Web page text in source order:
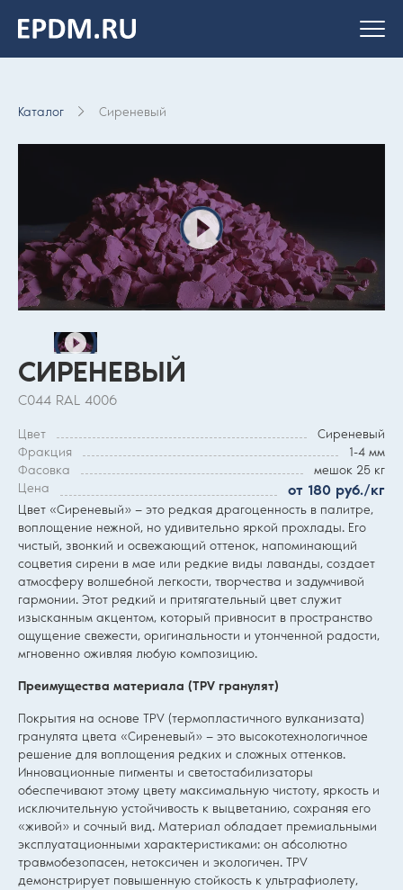
На главную
страницу
Каталог Сиреневый
СИРЕНЕВЫЙ
С044 RAL 4006
Цвет
Сиреневый
Фракция
1-4 мм
Фасовка
мешок 25 кг
Цена
от 180 руб./кг
Цвет «Сиреневый» — это редкая драгоценность в палитре,
воплощение нежной, но удивительно яркой прохлады. Его
чистый, звонкий и освежающий оттенок, напоминающий
соцветия сирени в мае или редкие виды лаванды, создает
атмосферу волшебной легкости, творчества и задумчивой
гармонии. Этот редкий и притягательный цвет служит
изысканным акцентом, который привносит в пространство
ощущение свежести, оригинальности и утонченной радости,
мгновенно оживляя любую композицию.
Преимущества материала (TPV гранулят)
Покрытия на основе TPV (термопластичного вулканизата)
гранулята цвета «Сиреневый» — это высокотехнологичное
решение для воплощения редких и сложных оттенков.
Инновационные пигменты и светостабилизаторы
обеспечивают этому цвету максимальную чистоту, яркость и
исключительную устойчивость к выцветанию, сохраняя его
«живой» и сочный вид. Материал обладает премиальными
эксплуатационными характеристиками: он абсолютно
травмобезопасен, нетоксичен и экологичен. TPV
демонстрирует повышенную стойкость к ультрафиолету,